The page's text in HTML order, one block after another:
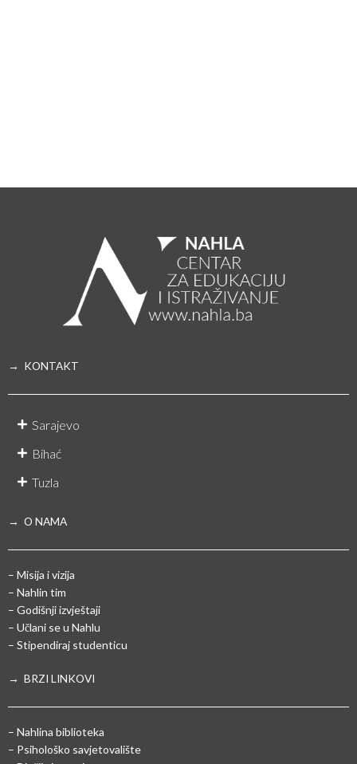
→ KONTAKT
Sarajevo
Bihać
Tuzla
→ O NAMA
– Misija i vizija
– Nahlin tim
– Godišnji izvještaji
– Učlani se u Nahlu
– Stipendiraj studenticu
→ BRZI LINKOVI
– Nahlina biblioteka
– Psihološko savjetovalište